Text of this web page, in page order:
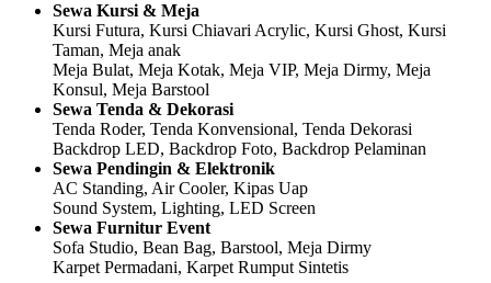
Sewa Kursi & Meja
Kursi Futura, Kursi Chiavari Acrylic, Kursi Ghost, Kursi
Taman, Meja anak
Meja Bulat, Meja Kotak, Meja VIP, Meja Dirmy, Meja
Konsul, Meja Barstool
Sewa Tenda & Dekorasi
Tenda Roder, Tenda Konvensional, Tenda Dekorasi
Backdrop LED, Backdrop Foto, Backdrop Pelaminan
Sewa Pendingin & Elektronik
AC Standing, Air Cooler, Kipas Uap
Sound System, Lighting, LED Screen
Sewa Furnitur Event
Sofa Studio, Bean Bag, Barstool, Meja Dirmy
Karpet Permadani, Karpet Rumput Sintetis